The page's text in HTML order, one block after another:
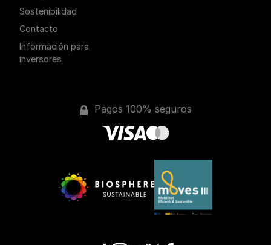
Sostenibilidad
Contacto
Información para
inversores
Pagos 100% seguros